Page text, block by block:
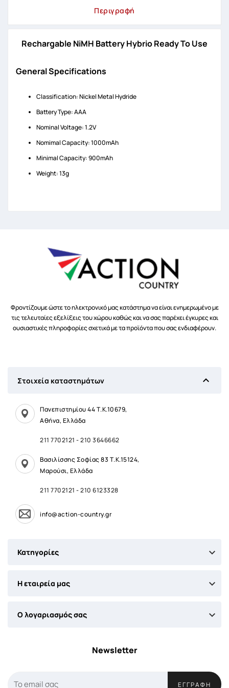
Περιγραφή
Rechargable NiMH Battery Hybrio Ready To Use
General Specifications
Classification: Nickel Metal Hydride
Battery Type: AAA
Nominal Voltage: 1.2V
Nomimal Capacity: 1000mAh
Minimal Capacity: 900mAh
Weight: 13g
Φροντίζουμε ώστε το ηλεκτρονικό μας κατάστημα να είναι ενημερωμένο με
τις τελευταίες εξελίξεις του χώρου καθώς και να σας παρέχει έγκυρες και
ουσιαστικές πληροφορίες σχετικά με τα προϊόντα που σας ενδιαφέρουν.
Στοιχεία καταστημάτων 
Πανεπιστημίου 44 Τ.Κ.10679,
Αθήνα, Ελλάδα
211 7702121 -210 3646662
Βασιλίσσης Σοφίας 83 Τ.Κ.15124,
Μαρούσι, Ελλάδα
211 7702121 -210 6123328
info@action-country.gr
Κατηγορίες 
Η εταιρεία μας 
Ο λογαριασμός σας 
Newsletter
ΕΓΓΡΑΦΉ